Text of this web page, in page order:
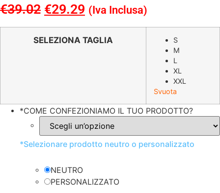
€39.02 Il
prezzo
originale
€29.29 Il
prezzo
attuale
(Iva Inclusa)
SELEZIONA TAGLIA
S
M
L
XL
XXL
Svuota
*COME CONFEZIONIAMO IL TUO PRODOTTO?
*Selezionare prodotto neutro o personalizzato
NEUTRO
PERSONALIZZATO